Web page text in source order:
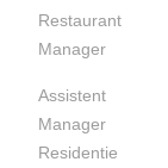
Restaurant
Manager
Assistent
Manager
Residentie